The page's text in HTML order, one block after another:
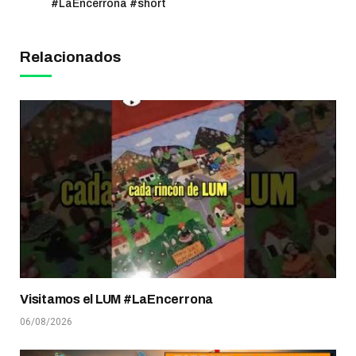
#LaEncerrona #short
Relacionados
Visitamos el LUM #LaEncerrona
06/08/2026